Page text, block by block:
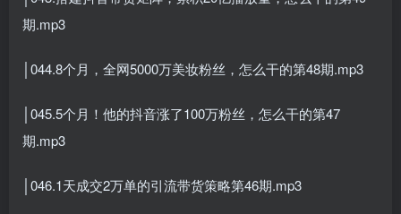
期.mp3
│044.8个月，全网5000万美妆粉丝，怎么干的第48期.mp3
│045.5个月！他的抖音涨了100万粉丝，怎么干的第47
期.mp3
│046.1天成交2万单的引流带货策略第46期.mp3